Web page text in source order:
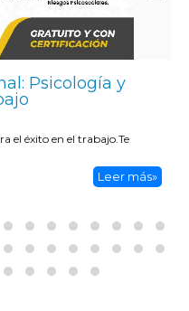
Psicología y
el éxito en el trabajo.Te
Leer más»